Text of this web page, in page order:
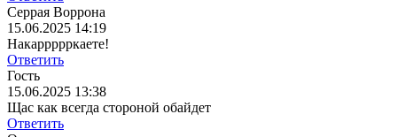
Серрая Воррона
15.06.2025 14:19
Накаррррркаете!
Ответить
Гость
15.06.2025 13:38
Щас как всегда стороной обайдет
Ответить